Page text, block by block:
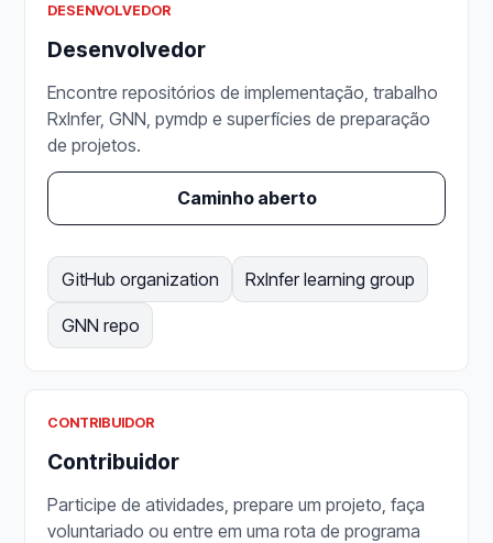
DESENVOLVEDOR
Desenvolvedor
Encontre repositórios de implementação, trabalho
RxInfer, GNN, pymdp e superfícies de preparação
de projetos.
Caminho aberto
GitHub organization RxInfer learning group
GNN repo
CONTRIBUIDOR
Contribuidor
Participe de atividades, prepare um projeto, faça
voluntariado ou entre em uma rota de programa